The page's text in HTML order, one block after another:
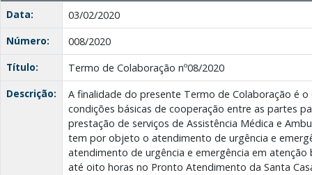
Data:
03/02/2020
Número:
008/2020
Título:
Termo de Colaboração nº08/2020
Descrição:
A finalidade do presente Termo de Colaboração é
condições básicas de cooperação entre as partes
prestação de serviços de Assistência Médica e
tem por objeto o atendimento de urgência e
atendimento de urgência e emergência em
até oito horas no Pronto Atendimento da Santa